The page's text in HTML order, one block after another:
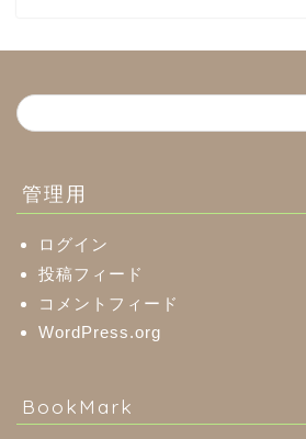
管理用
ログイン
投稿フィード
コメントフィード
WordPress.org
BookMark